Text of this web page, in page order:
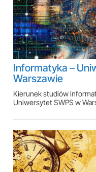
Informatyka –
Warszawie
Kierunek studiów
Uniwersytet SWPS w